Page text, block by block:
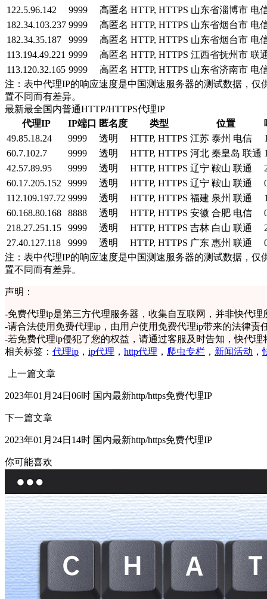
122.5.96.142
9999 高匿名 HTTP, HTTPS 山东省淄博市 电
182.34.103.237 9999 高匿名 HTTP, HTTPS 山东省烟台市 电
182.34.35.187
9999 高匿名 HTTP, HTTPS 山东省烟台市 电
113.194.49.221 9999 高匿名 HTTP, HTTPS 江西省抚州市 联
113.120.32.165 9999 高匿名 HTTP, HTTPS 山东省济南市 电
注：表中代理IP的响应速度是中国测速服务器的测试数据，
置不同而有差异。
最新最全国内普通HTTP/HTTPS代理IP
代理IP
IP端口 匿名度 类型 位置
49.85.18.24
9999 透明 HTTP, HTTPS 江苏 泰州 电信
60.7.102.7
9999 透明 HTTP, HTTPS 河北 秦皇岛 联通
42.57.89.95
9999 透明 HTTP, HTTPS 辽宁 鞍山 联通
60.17.205.152
9999 透明 HTTP, HTTPS 辽宁 鞍山 联通
112.109.197.72 9999 透明 HTTP, HTTPS 福建 泉州 联通
60.168.80.168
8888 透明 HTTP, HTTPS 安徽 合肥 电信
218.27.251.15
9999 透明 HTTP, HTTPS 吉林 白山 联通
27.40.127.118
9999 透明 HTTP, HTTPS 广东 惠州 联通
注：表中代理IP的响应速度是中国测速服务器的测试数据，
置不同而有差异。
声明：
-免费代理ip是第三方代理服务器，收集自互联网，并非快代
-请合法使用免费代理ip，由用户使用免费代理ip带来的法律责
-若免费代理ip侵犯了您的权益，请通过客服及时告知，快代理
相关标签： 代理ip ， ip代理 ， http代理 ， 爬虫专栏 ， 新闻活动 ，
上一篇文章
2023年01月24日06时 国内最新http/https免费代理IP
下一篇文章
2023年01月24日14时 国内最新http/https免费代理IP
你可能喜欢